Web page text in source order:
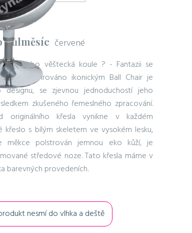
Půlměsíc červené
nebo věštecká koule ? - Fantazii se
inspirováno ikonickým Ball Chair je
designu, se zjevnou jednoduchostí jeho
zkušeného řemeslného zpracování.
originálního křesla vynikne v každém
křeslo s bílým skeletem ve vysokém lesku,
měkce polstrován jemnou eko kůží, je
středové noze. Tato křesla máme v
barevných provedeních.
nesmí do vlhka a deště